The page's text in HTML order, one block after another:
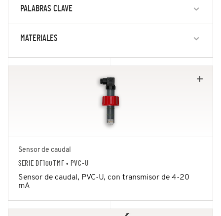
PALABRAS CLAVE
MATERIALES
Sensor de caudal
SERIE DF100TMF • PVC-U
Sensor de caudal, PVC-U, con transmisor de 4-20
mA